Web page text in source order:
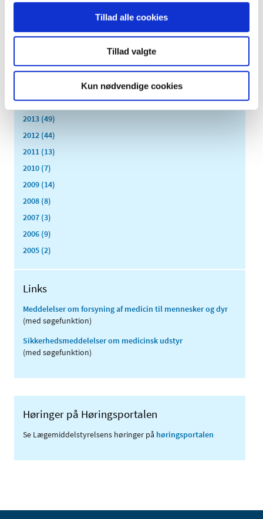
Tillad alle cookies
Tillad valgte
Kun nødvendige cookies
marts (21)
januar (11)
2016 (167)
2014 (44)
2013 (49)
2012 (44)
2011 (13)
2010 (7)
2009 (14)
2008 (8)
2007 (3)
2006 (9)
2005 (2)
Links
Meddelelser om forsyning af medicin til mennesker og dyr
(med søgefunktion)
Sikkerhedsmeddelelser om medicinsk udstyr
(med søgefunktion)
Høringer på Høringsportalen
Se Lægemiddelstyrelsens høringer på høringsportalen